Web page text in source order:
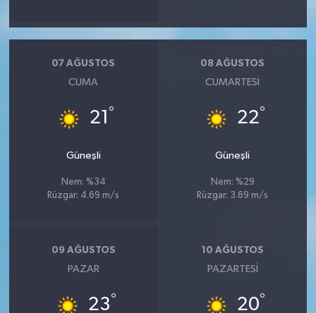
07 AĞUSTOS
CUMA
21 °
Güneşli
Nem: %34
Rüzgar: 4.69 m/s
08 AĞUSTOS
CUMARTESI
22°
Güneşli
Nem: %29
Rüzgar: 3.69 m/s
09 AĞUSTOS
PAZAR
23°
10 AĞUSTOS
PAZARTESI
20°